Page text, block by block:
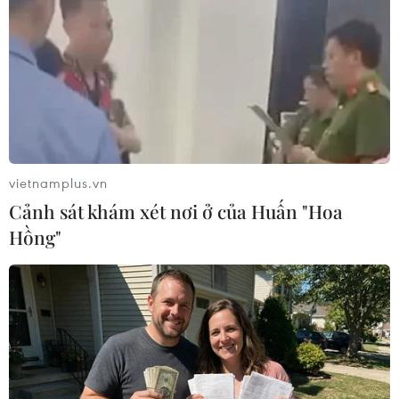
Giao dịch tại SHB. (Ảnh: PV/Vietnam+)
Ông Bang Seong-bin - Chủ tịch Hội đồng quản
trị, Tổng Giám đốc Ngân hàng Busan chia sẻ:
“Như lời Chủ tịch Hồ Chí Minh vĩ đại “Dĩ bất
vietnamplus.vn
Cảnh sát khám xét nơi ở của Huấn "Hoa
Hồng"